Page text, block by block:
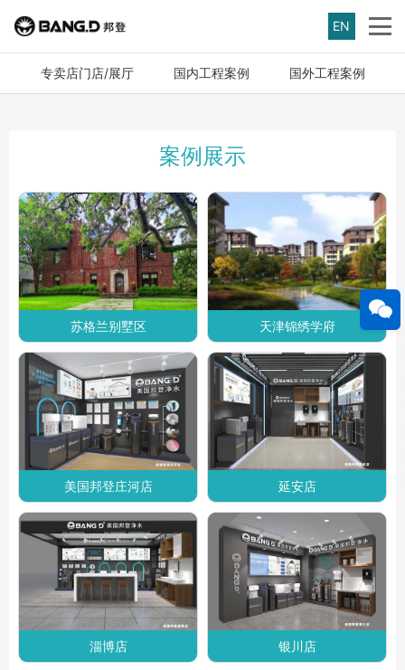
EN
专卖店门店/展厅 国内工程案例 国外工程案例
案例展示
苏格兰别墅区 天津锦绣学府
美国邦登庄河店 延安店
淄博店 银川店